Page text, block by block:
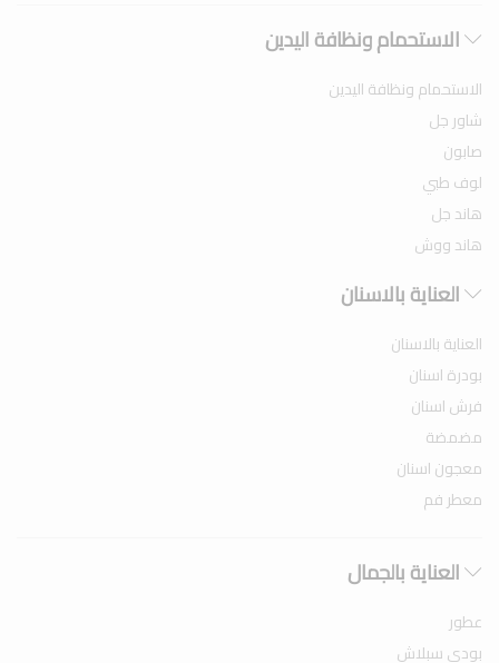
الاستحمام ونظافة اليدين
الاستحمام ونظافة اليدين
شاور جل
صابون
لوف طبي
هاند جل
هاند ووش
العناية بالاسنان
العناية بالاسنان
بودرة اسنان
فرش اسنان
مضمضة
معجون اسنان
معطر فم
العناية بالجمال
عطور
بودى سبلاش